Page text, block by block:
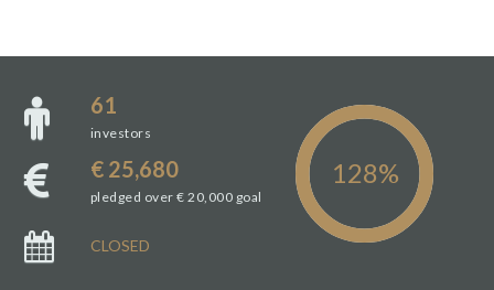
61
investors
€ 25,680
pledged over € 20,000 goal
CLOSED